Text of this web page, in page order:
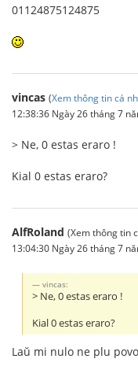
01124875124875
vincas (Xem thông tin cá
12:38:36 Ngày 26 tháng 7
> Ne, 0 estas eraro !
Kial 0 estas eraro?
AlfRoland (Xem thông tin
13:04:30 Ngày 26 tháng 7
vincas:
> Ne, 0 estas eraro !
Kial 0 estas eraro?
Laŭ mi nulo ne plu